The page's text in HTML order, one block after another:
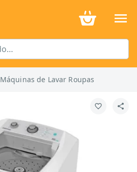
Máquinas de Lavar Roupas